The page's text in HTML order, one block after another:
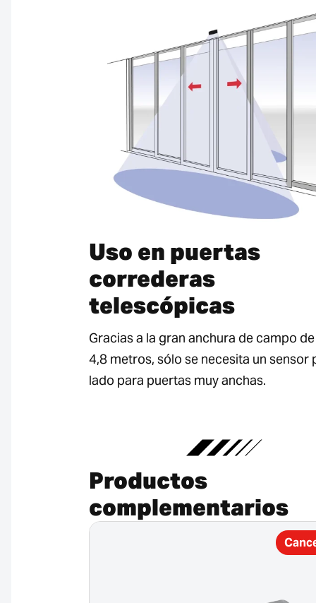
Uso en puertas
correderas
telescópicas
Gracias a la gran anchura de campo
4,8 metros, sólo se necesita un sensor
lado para puertas muy anchas.
Productos
complementarios